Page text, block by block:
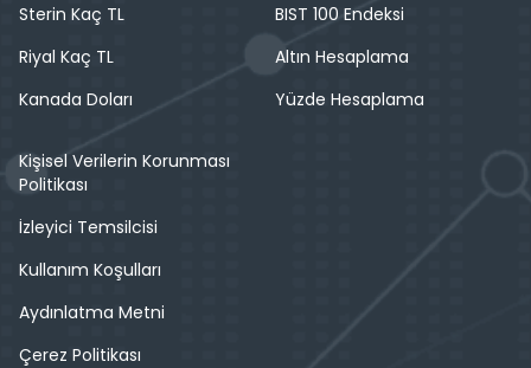
Sterin Kaç TL
Riyal Kaç TL
Kanada Doları
BIST 100 Endeksi
Altın Hesaplama
Yüzde Hesaplama
Kişisel Verilerin Korunması
Politikası
İzleyici Temsilcisi
Kullanım Koşulları
Aydınlatma Metni
Çerez Politikası